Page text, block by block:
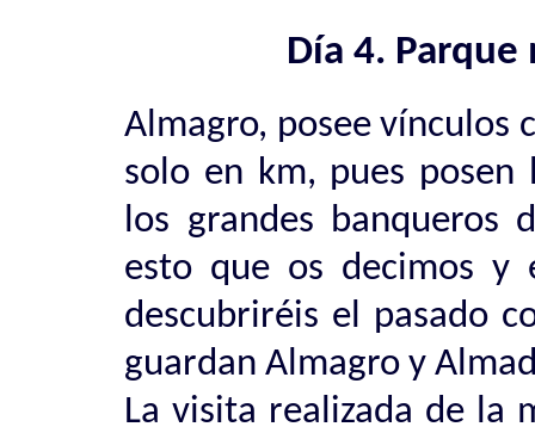
Día 4.
Almagro, posee vínculos
solo en km, pues posen
los grandes banqueros
esto que os decimos y
descubriréis el pasado
guardan Almagro y
La visita realizada de la